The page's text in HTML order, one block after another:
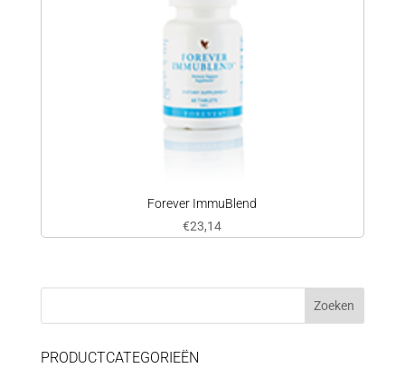
Forever ImmuBlend
€23,14
PRODUCTCATEGORIEËN